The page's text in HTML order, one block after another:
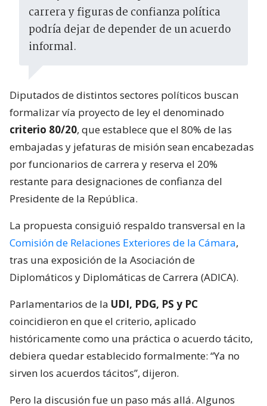
carrera y figuras de confianza política
podría dejar de depender de un acuerdo
informal.
Diputados de distintos sectores políticos buscan
formalizar vía proyecto de ley el denominado
criterio 80/20, que establece que el 80% de las
embajadas y jefaturas de misión sean encabezadas
por funcionarios de carrera y reserva el 20%
restante para designaciones de confianza del
Presidente de la República.
La propuesta consiguió respaldo transversal en la
Comisión de Relaciones Exteriores de la Cámara,
tras una exposición de la Asociación de
Diplomáticos y Diplomáticas de Carrera (ADICA).
Parlamentarios de la UDI, PDG, PS y PC
coincidieron en que el criterio, aplicado
históricamente como una práctica o acuerdo tácito,
debiera quedar establecido formalmente: “Ya no
sirven los acuerdos tácitos”, dijeron.
Pero la discusión fue un paso más allá. Algunos